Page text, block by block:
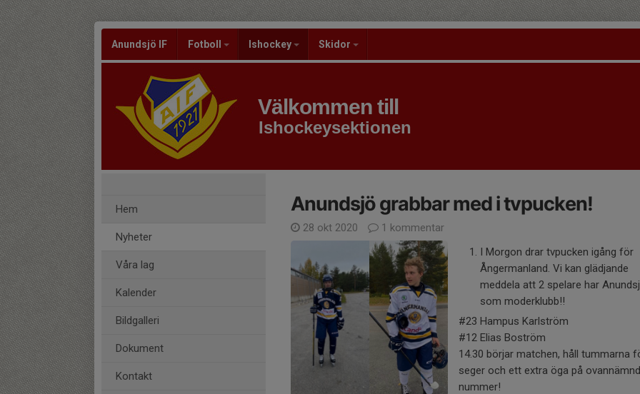
Anundsjö IF Fotboll Ishockey Skidor
Välkommen till
Ishockeysektionen
Hem
Nyheter
Våra lag
Kalender
Bildgalleri
Dokument
Kontakt
Anundsjö grabbar med i tvpucken!
28 okt 2020 1 kommentar
I Morgon drar tvpucken igång för
Ångermanland. Vi kan glädjande
meddela att 2 spelare har
som moderklubb!!
#23 Hampus Karlström
#12 Elias Boström
14.30 börjar matchen, håll tummarna
seger och ett extra öga på
nummer!